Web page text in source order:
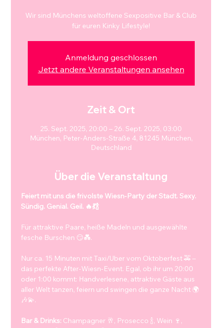
Wir sind Münchens weltoffene Sexpositive Bar & Club
für euren Kinky Lifestyle!
Anmeldung geschlossen
Jetzt andere Veranstaltungen ansehen
Zeit & Ort
25. Sept. 2025, 20:00 – 26. Sept. 2025, 03:00
München, Peter-Anders-Straße 4, 81245 München,
Deutschland
Über die Veranstaltung
Feiert mit uns die frivolste Wiesn-Party der Stadt. Sexy.
Sündig. Genial. Geil. 🔥💃🍾
Für attraktive Paare, heiße Madeln und ausgewählte
fesche Burschen 😏💑.
Nur ca. 15 Minuten mit Taxi/Uber vom Oktoberfest 🚕 –
das perfekte After-Wiesn-Event. Egal, ob ihr um 20:00
oder 1:00 kommt: Handverlesene, attraktive Gäste aus
aller Welt tanzen, feiern und swingen die ganze Nacht 🌍
🎶💫.
Bar & Drinks: Champagner 🥂, Prosecco 🍾, Wein 🍷,